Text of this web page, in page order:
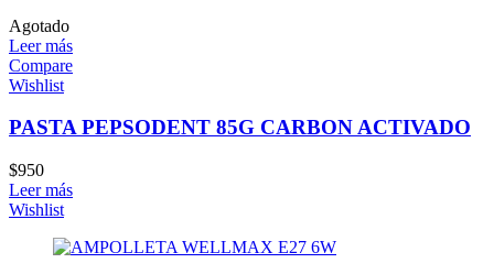
Agotado
Leer más
Compare
Wishlist
PASTA PEPSODENT 85G CARBON ACTIVADO
$950
Leer más
Wishlist